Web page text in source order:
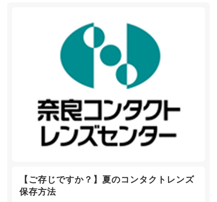
【ご存じですか？】夏のコンタクトレンズ
保存方法